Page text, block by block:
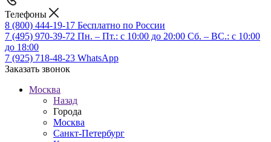
Телефоны
8 (800) 444-19-17 Бесплатно по России
7 (495) 970-39-72 Пн. – Пт.: с 10:00 до 20:00 Сб. – ВС.: c 10:00
до 18:00
7 (925) 718-48-23 WhatsApp
Заказать звонок
Москва
Назад
Города
Москва
Санкт-Петербург